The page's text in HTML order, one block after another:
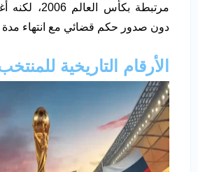
دون صدور حكم قضائي مع انتهاء مدة
الأرقام التاريخية